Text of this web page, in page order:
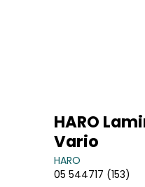
HARO
Vario
HARO
05 544717 (153)